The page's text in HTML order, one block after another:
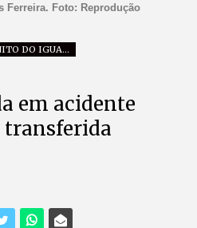
Ferreira. Foto: Reprodução
RIO BONITO DO IGUAÇU
em acidente
transferida